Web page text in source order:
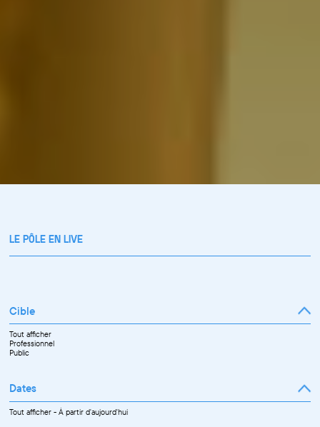
LE PÔLE EN LIVE
Cible
Tout afficher
Professionnel
Public
Dates
Tout afficher-À partir d'aujourd'hui